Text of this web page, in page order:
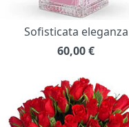
Sofisticata eleganza
60,00€